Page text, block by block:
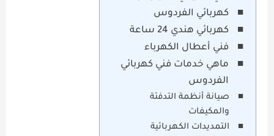
كهربائي الفردوس
كهربائي هندي 24 ساعة
فني أعطال الكهرباء
ماهي خدمات فني كهربائي
الفردوس
صيانة أنظمة التدفئة
والمكيفات
التمديدات الكهربائية